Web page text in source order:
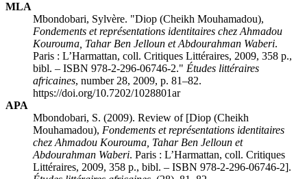
MLA
Mbondobari, Sylvère. "Diop (Cheikh Mouhamadou),
Fondements et représentations identitaires chez Ahmadou
Kourouma, Tahar Ben Jelloun et Abdourahman Waberi.
Paris : L’Harmattan, coll. Critiques Littéraires, 2009, 358 p.,
bibl. – ISBN 978-2-296-06746-2." Études littéraires
africaines, number 28, 2009, p. 81–82.
https://doi.org/10.7202/1028801ar
APA
Mbondobari, S. (2009). Review of [Diop (Cheikh
Mouhamadou), Fondements et représentations identitaires
chez Ahmadou Kourouma, Tahar Ben Jelloun et
Abdourahman Waberi. Paris : L’Harmattan, coll. Critiques
Littéraires, 2009, 358 p., bibl. – ISBN 978-2-296-06746-2].